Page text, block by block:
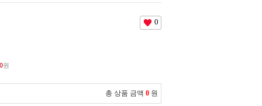
0
원
총 상품 금액 0 원